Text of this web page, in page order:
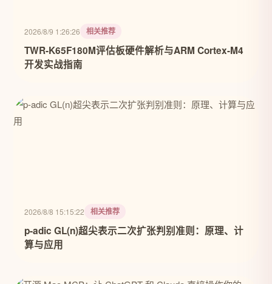
2026/8/9 1:26:26 相关推荐
TWR-K65F180M评估板硬件解析与ARM Cortex-M4
开发实战指南
2026/8/8 15:15:22 相关推荐
p-adic GL(n)超尖表示二次扩张判别准则：原理、计
算与应用